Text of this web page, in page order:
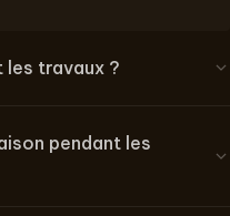
les travaux ?
pendant les